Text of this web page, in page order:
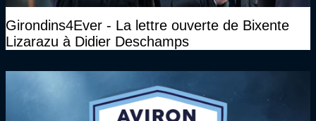
Girondins4Ever - La lettre ouverte de Bixente
Lizarazu à Didier Deschamps